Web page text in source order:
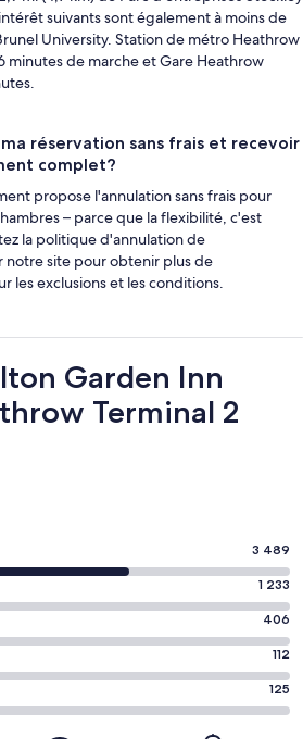
suivants sont également à moins de
University. Station de métro Heathrow
minutes de marche et Gare Heathrow
réservation sans frais et recevoir
complet?
propose l'annulation sans frais pour
– parce que la flexibilité, c'est
la politique d'annulation de
notre site pour obtenir plus de
les exclusions et les conditions.
Garden Inn
Terminal 2
3 489
1 233
406
112
125